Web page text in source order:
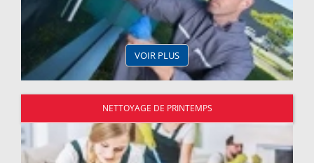
VOIR PLUS
NETTOYAGE DE PRINTEMPS